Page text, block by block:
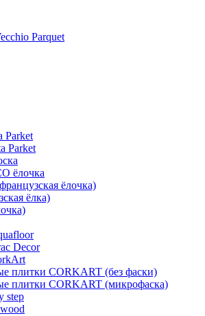
Parquet
Parket
Parket
ёлочка
ёлочка)
ёлка)
Decor
плитки CORKART (без фаски)
плитки CORKART (микрофаска)
step